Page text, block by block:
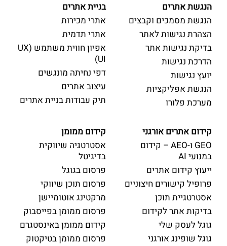
הנגשת אתרים
הנגשת מסמכים וקבצים
הצהרת נגישות לאתר
בדיקת נגישות אתר
הדרכת נגישות
יועץ נגישות
הנגשת אפליקציות
מערכת פלורו
בניית אתרים
אתרי מכירות
אתרי תדמית
אפיון חווית משתמש (UX
UI)
דפי נחיתה מונגשים
עיצוב אתרים
תיק עבודות בניית אתרים
קידום אתרים אורגני
GEO ו-AEO – קידום
במנועי AI
ייעוץ קידום אתרים
פרופיל קישורים חיצוניים
אסטרטגיית תוכן
בדיקות אתר לקידום
גוגל לעסק שלי
גוגל שופינג אורגני
קידום ממומן
אסטרטגיה שיווקית
בדיגיטל
פרסום בגוגל
פרסום תוכן שיווקי
מרקטינג אוטומיישן
פרסום ממומן בפייסבוק
קידום ממומן באינסטגרם
פרסום ממומן בטיקטוק